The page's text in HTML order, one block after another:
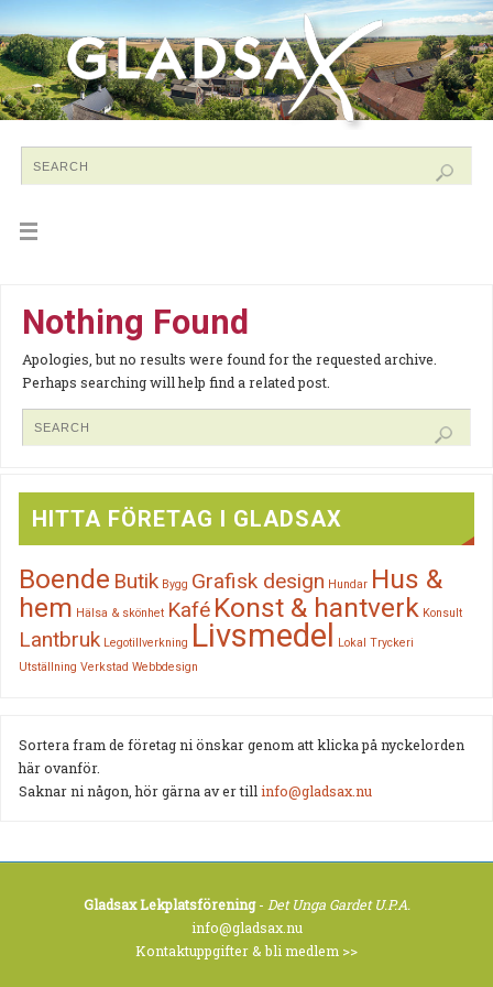
Nothing Found
Apologies, but no results were found for the requested archive.
Perhaps searching will help find a related post.
HITTA FÖRETAG I GLADSAX
Boende Butik Bygg Grafisk design Hundar Hus &
hem Hälsa & skönhet Kafé Konst & hantverk Konsult
Lantbruk Legotillverkning Livsmedel Lokal Tryckeri
Utställning Verkstad Webbdesign
Sortera fram de företag ni önskar genom att klicka på nyckelorden
här ovanför.
Saknar ni någon, hör gärna av er tillinfo@gladsax.nu
Gladsax Lekplatsförening- Det Unga Gardet U.P.A.
info@gladsax.nu
Kontaktuppgifter & bli medlem >>